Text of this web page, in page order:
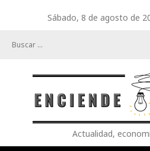
Sábado, 8 de agosto de
Actualidad,